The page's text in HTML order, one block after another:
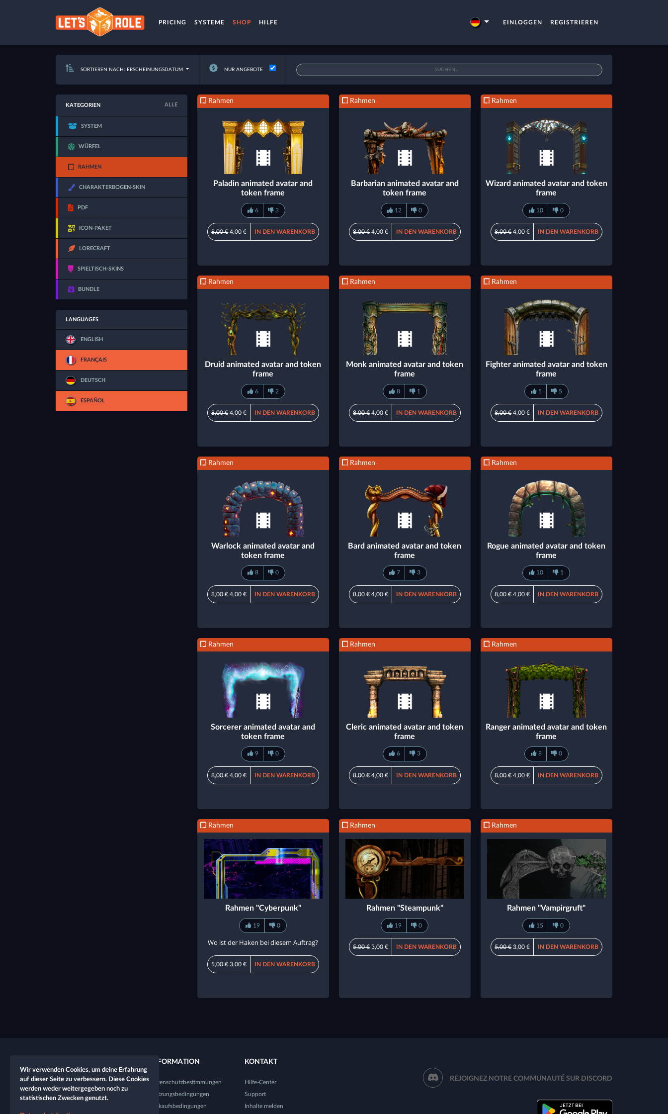
PRICING SYSTEME SHOP HILFE EINLOGGEN REGISTRIEREN
SORTIEREN NACH: ERSCHEINUNGSDATUM NUR ANGEBOTE
KATEGORIEN ALLE
SYSTEM
WÜRFEL
RAHMEN
CHARAKTERBOGEN-SKIN
PDF
ICON-PAKET
LORECRAFT
SPIELTISCH-SKINS
BUNDLE
LANGUAGES
ENGLISH
FRANÇAIS
DEUTSCH
ESPAÑOL
Rahmen
Paladin animated avatar and
token frame
6 3
8,00 €4,00 € IN DEN WARENKORB
Rahmen
Barbarian animated avatar and
token frame
12 0
8,00 €4,00 € IN DEN WARENKORB
Rahmen
Wizard animated avatar and token
frame
10 0
8,00 €4,00 € IN DEN WARENKORB
Rahmen
Druid animated avatar and token
frame
6 2
8,00 €4,00 € IN DEN WARENKORB
Rahmen
Monk animated avatar and token
frame
8 1
8,00 €4,00 € IN DEN WARENKORB
Rahmen
Fighter animated avatar and token
frame
5 5
8,00 €4,00 € IN DEN WARENKORB
Rahmen
Warlock animated avatar and
token frame
8 0
8,00 €4,00 € IN DEN WARENKORB
Rahmen
Bard animated avatar and token
frame
7 3
8,00 €4,00 € IN DEN WARENKORB
Rahmen
Rogue animated avatar and token
frame
10 1
8,00 €4,00 € IN DEN WARENKORB
Rahmen
Sorcerer animated avatar and
token frame
9 0
8,00 €4,00 € IN DEN WARENKORB
Rahmen
Cleric animated avatar and token
frame
6 3
8,00 €4,00 € IN DEN WARENKORB
Rahmen
Ranger animated avatar and token
frame
8 0
8,00 €4,00 € IN DEN WARENKORB
Rahmen
Rahmen "Cyberpunk"
19 0
Wo ist der Haken bei diesem Auftrag?
5,00 €3,00 € IN DEN WARENKORB
Rahmen
Rahmen "Steampunk"
19 0
5,00 €3,00 € IN DEN WARENKORB
Rahmen
Rahmen "Vampirgruft"
15 0
5,00 €3,00 € IN DEN WARENKORB
Neuer Charakter
Neuer Spieltisch
INFORMATION
Datenschutzbestimmungen
Nutzungsbedingungen
Verkaufsbedingungen
KONTAKT
Hilfe-Center
Support
Inhalte melden
REJOIGNEZ NOTRE COMMUNAUTÉ SUR DISCORD
Wir verwenden Cookies, um deine Erfahrung
auf dieser Seite zu verbessern. Diese Cookies
werden weder weitergegeben noch zu
statistischen Zwecken genutzt.